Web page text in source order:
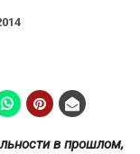
в прошлом,